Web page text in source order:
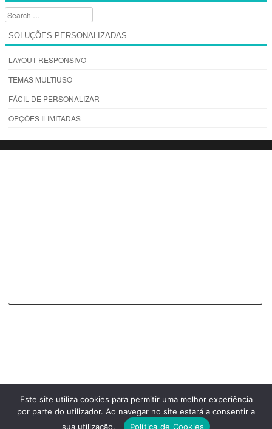
Search
SOLUÇÕES PERSONALIZADAS
LAYOUT RESPONSIVO
TEMAS MULTIUSO
FÁCIL DE PERSONALIZAR
OPÇÕES ILIMITADAS
Comercial:939 990 068
Este site utiliza cookies para permitir uma melhor experiência
por parte do utilizador. Ao navegar no site estará a consentir a
sua utilização.
Política de Cookies